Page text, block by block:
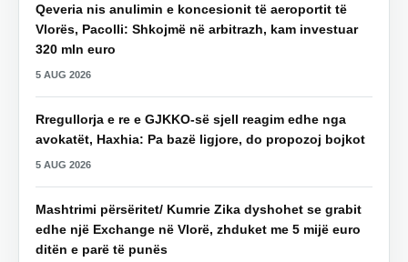
Qeveria nis anulimin e koncesionit të aeroportit të
Vlorës, Pacolli: Shkojmë në arbitrazh, kam investuar
320 mln euro
5 AUG 2026
Rregullorja e re e GJKKO-së sjell reagim edhe nga
avokatët, Haxhia: Pa bazë ligjore, do propozoj bojkot
5 AUG 2026
Mashtrimi përsëritet/ Kumrie Zika dyshohet se grabit
edhe një Exchange në Vlorë, zhduket me 5 mijë euro
ditën e parë të punës